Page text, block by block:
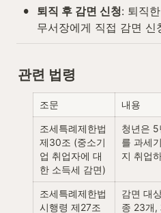
• 퇴직 후 감면 신청: 퇴직
무서장에게 직접 감면 신
관련 법령
조문 내용
조세특례제한법
제30조 (중소기
업 취업자에 대
한 소득세 감면)
청년은 5
를 과세
지 취업
조세특례제한법
시행령 제27조
감면 대
종 23개,